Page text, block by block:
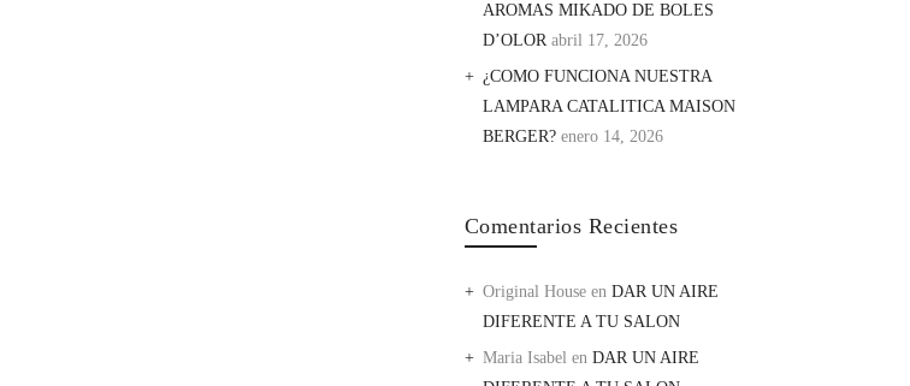
AROMAS MIKADO DE BOLES
D’OLOR abril 17, 2026
¿COMO FUNCIONA NUESTRA
LAMPARA CATALITICA MAISON
BERGER? enero 14, 2026
Comentarios Recientes
Original Houseen DAR UN AIRE
DIFERENTE A TU SALON
Maria Isabelen DAR UN AIRE